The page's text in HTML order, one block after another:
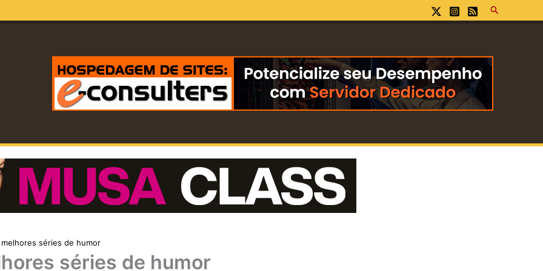
Pesquisar
séries de humor
séries de humor